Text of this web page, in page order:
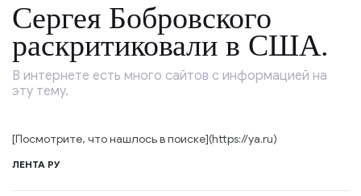
Сергея Бобровского
раскритиковали в США.
В интернете есть много сайтов с информацией на
эту тему.
[Посмотрите, что нашлось в поиске](https://ya.ru)
ЛЕНТА РУ